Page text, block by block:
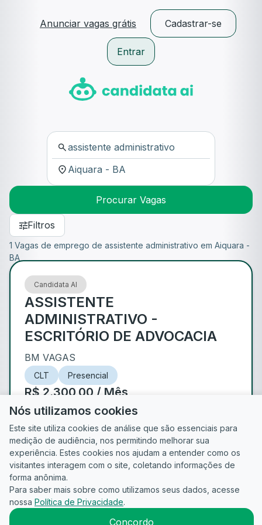
Anunciar vagas grátis Cadastrar-se
Entrar
Procurar Vagas
Filtros
1 Vagas de emprego de assistente administrativo em Aiquara -
BA
Candidata AI
ASSISTENTE
ADMINISTRATIVO -
ESCRITÓRIO DE ADVOCACIA
BM VAGAS
CLT Presencial
R$ 2.300,00 / Mês
Lajeado
de1
Guia do
Candidato
Para
empresas
Política de
Privacidade
Termos
2026CandidataAI
Nós utilizamos cookies
Este site utiliza cookies de análise que são essenciais para
medição de audiência, nos permitindo melhorar sua
experiência. Estes cookies nos ajudam a entender como os
visitantes interagem com o site, coletando informações de
forma anônima.
Para saber mais sobre como utilizamos seus dados, acesse
nossa Política de Privacidade.
Concordo